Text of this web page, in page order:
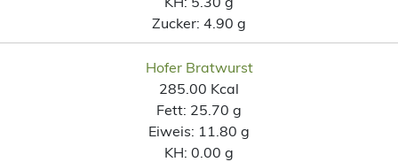
Zucker: 4.90 g
Hofer Bratwurst
285.00 Kcal
Fett: 25.70 g
Eiweis: 11.80 g
KH: 0.00 g